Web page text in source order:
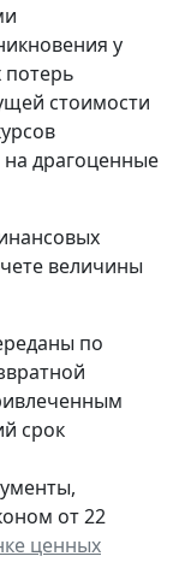
у
стоимости
драгоценные
величины
по
срок
от 22
ценных